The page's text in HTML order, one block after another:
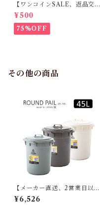
【ワンコインSALE、返品交換
不可】KM171SK フレンチブ
ルドック 犬服 女の子 ピンク
スカート
¥500
75%OFF
その他の商品
【メーカー直送、2営業日以内
に発送】ゴミ箱 ダストボック
ス ふた付き 45リットル 45L
¥6,526